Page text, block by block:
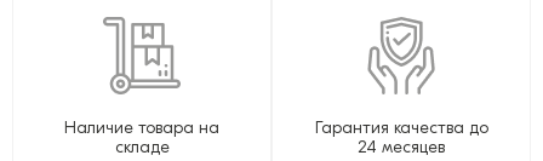
Наличие товара на
складе
Гарантия качества до
24 месяцев